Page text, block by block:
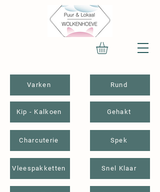
Varken
Kip - Kalkoen
Charcuterie
Vleespakketten
Rund
Gehakt
Spek
Snel Klaar